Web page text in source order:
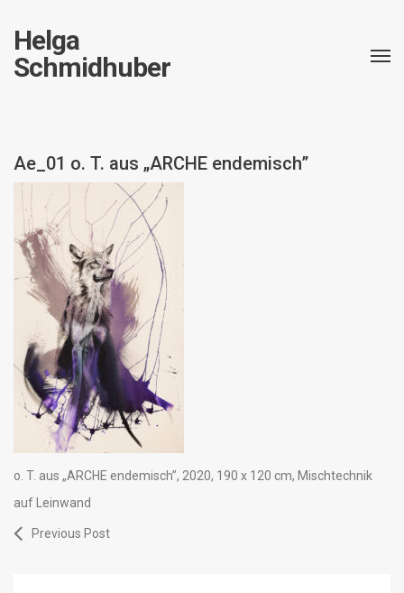
Helga
Schmidhuber
Ae_01 o. T. aus „ARCHE endemisch”
o. T. aus „ARCHE endemisch”, 2020, 190 x 120 cm, Mischtechnik
auf Leinwand
Previous Post